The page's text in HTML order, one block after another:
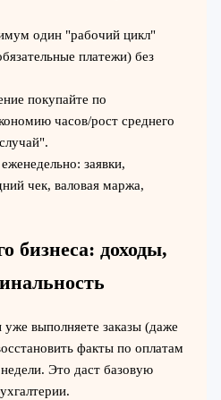
один "рабочий цикл"
платежи) без
покупайте по
часов/рост среднего
заявки,
чек, валовая маржа,
бизнеса: доходы,
уже выполняете заказы (даже
факты по оплатам
Это даст базовую